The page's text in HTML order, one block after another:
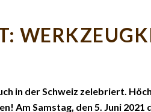
in der Schweiz zelebriert.
Am Samstag, den 5. Juni 2021